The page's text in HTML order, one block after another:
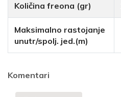
Količina freona (gr)
Maksimalno rastojanje
unutr/spolj. jed.(m)
Komentari